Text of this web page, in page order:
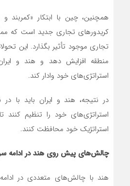
همچنین، چین با ابتکار «کمربند و
کریدورهای تجاری جدید است که
تجاری موجود تأثیر بگذارد. این
منطقه افزایش دهد و هند و
استراتژی‌های خود وادار کند.
در نتیجه، هند و ایران باید با
استراتژی‌های خود را تنظیم کنند
استراتژیک خود محافظت کنند.
چالش‌های پیش روی هند در ادامه
هند با چالش‌های متعددی در ادامه